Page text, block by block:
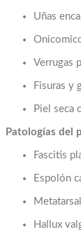
Uñas
Verrugas
Fisuras y
Piel seca
Patologías del
Fascitis
Espolón
Hallux